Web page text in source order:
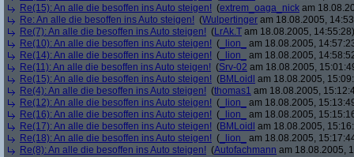
Re(15): An alle die besoffen ins Auto steigen! (extrem_oaga_nick am
Re: An alle die besoffen ins Auto steigen! (Wulpertinger am 18.08.2005,
Re(7): An alle die besoffen ins Auto steigen! (LrAk.T am 18.08.2005, 14:55:28)
Re(10): An alle die besoffen ins Auto steigen! ( _lion_
am 18.08.2005,
Re(14): An alle die besoffen ins Auto steigen! ( _lion_
am 18.08.2005,
Re(11): An alle die besoffen ins Auto steigen! (Srv-02 am 18.08.2005,
Re(15): An alle die besoffen ins Auto steigen! (BMLoidl am 18.08.2005,
Re(4): An alle die besoffen ins Auto steigen! (thomas1 am 18.08.2005,
Re(12): An alle die besoffen ins Auto steigen! ( _lion_
am 18.08.2005,
Re(16): An alle die besoffen ins Auto steigen! ( _lion_
am 18.08.2005,
Re(17): An alle die besoffen ins Auto steigen! (BMLoidl am 18.08.2005,
Re(18): An alle die besoffen ins Auto steigen! ( _lion_
am 18.08.2005,
Re(8): An alle die besoffen ins Auto steigen! (Autofachmann am 18.08.2005,